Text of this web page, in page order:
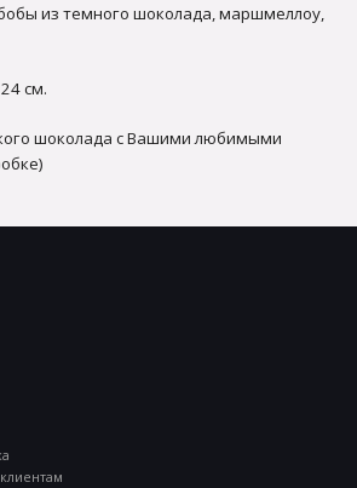
из темного шоколада, маршмеллоу,
см.
шоколада с Вашими любимыми